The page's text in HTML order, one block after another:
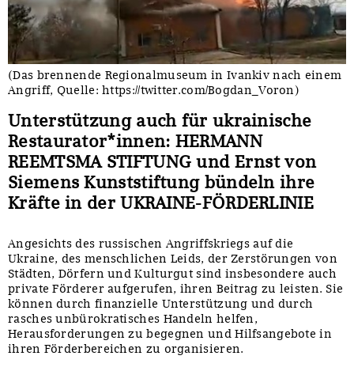
(Das brennende Regionalmuseum in Ivankiv nach einem
Angriff, Quelle: https://twitter.com/Bogdan_Voron)
Unterstützung auch für ukrainische
Restaurator*innen: HERMANN
REEMTSMA STIFTUNG und Ernst von
Siemens Kunststiftung bündeln ihre
Kräfte in der UKRAINE-FÖRDERLINIE
Angesichts des russischen Angriffskriegs auf die
Ukraine, des menschlichen Leids, der Zerstörungen von
Städten, Dörfern und Kulturgut sind insbesondere auch
private Förderer aufgerufen, ihren Beitrag zu leisten. Sie
können durch finanzielle Unterstützung und durch
rasches unbürokratisches Handeln helfen,
Herausforderungen zu begegnen und Hilfsangebote in
ihren Förderbereichen zu organisieren.
Sonstiges